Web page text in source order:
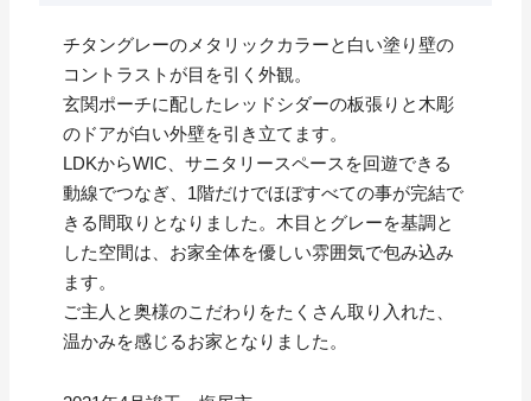
チタングレーのメタリックカラーと白い塗り壁の
コントラストが目を引く外観。
玄関ポーチに配したレッドシダーの板張りと木彫
のドアが白い外壁を引き立てます。
LDKからWIC、サニタリースペースを回遊できる
動線でつなぎ、1階だけでほぼすべての事が完結で
きる間取りとなりました。木目とグレーを基調と
した空間は、お家全体を優しい雰囲気で包み込み
ます。
ご主人と奥様のこだわりをたくさん取り入れた、
温かみを感じるお家となりました。